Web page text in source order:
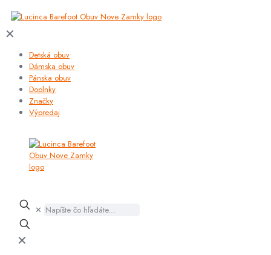
✕
Detská obuv
Dámska obuv
Pánska obuv
Doplnky
Značky
Výpredaj
✕
✕